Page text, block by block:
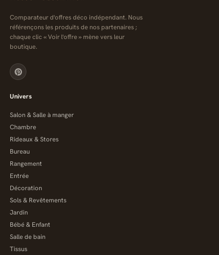
Comparateur d'offres déco indépendant. Nous
référençons les produits de nos partenaires ;
chaque clic « Voir l'offre » mène vers leur
boutique.
Univers
Salon & Salle à manger
Chambre
Rideaux & Stores
Bureau
Rangement
Entrée
Décoration
Sols & Revêtements
Jardin
Bébé & Enfant
Salle de bain
Tissus